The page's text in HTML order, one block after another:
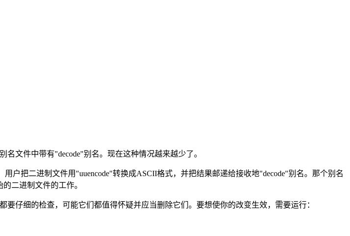
文件中带有"decode"别名。现在这种情况越来越少了。
户把二进制文件用"uuencode"转换成ASCII格式，并把结果邮递给接收地"decode"别名。那个别名
二进制文件的工作。
仔细的检查，可能它们都值得怀疑并应当删除它们。要想使你的改变生效，需要运行：